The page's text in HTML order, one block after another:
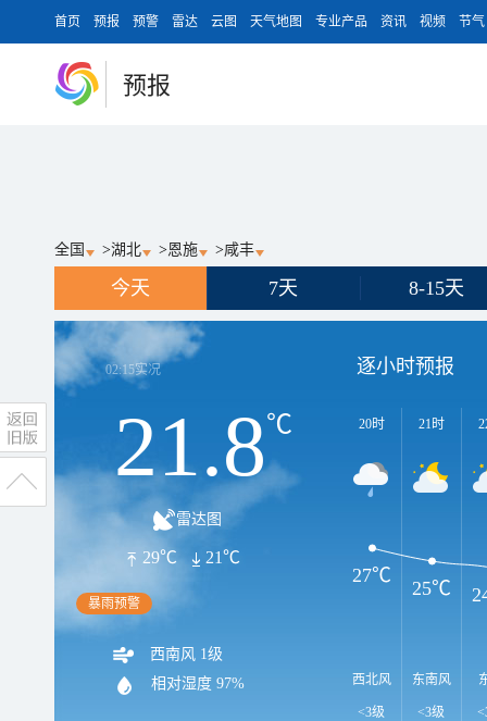
首页 预报 预警 雷达 云图 天气地图 专业产品 资讯 视频 节气
预报
全国 >湖北 >恩施 >咸丰
今天 7天 8-15天
02:15实况
21.8℃
雷达图
29℃ 21℃
暴雨预警
西南风 1级
相对湿度 97%
逐小时预报
20时
西北风
<3级
21时
东南风
<3级
27℃
25℃